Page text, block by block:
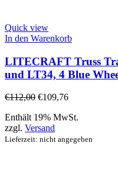
Quick view
In den Warenkorb
LITECRAFT Truss
und LT34, 4 Blue
€112,00 €109,76
Enthält 19% MwSt.
zzgl. Versand
Lieferzeit: nicht angegeben